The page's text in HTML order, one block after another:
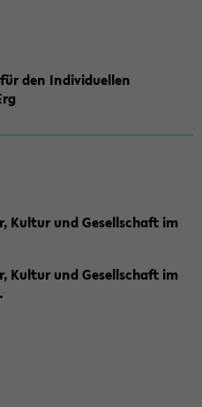
den Individuellen
Kultur und Gesellschaft im
Kultur und Gesellschaft im